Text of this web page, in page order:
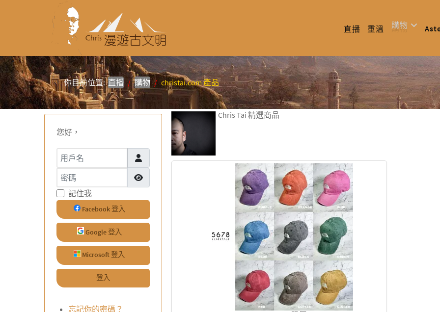
直播 重溫 購物
你目前位置:直播 購物 christai.com 產品
您好，
用戶名
密碼
顯示密碼
記住我
Facebook 登入
Google 登入
Microsoft 登入
登入
忘記你的密碼？
Chris Tai 精選商品